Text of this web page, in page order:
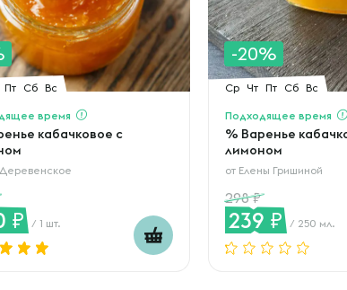
Пт Сб Вс
время
кабачковое с
/ 1 шт.
-20%
Ср Чт Пт Сб Вс
Подходящее время
% Варенье
лимоном
от Елены Гришиной
298
239 / 250 мл.